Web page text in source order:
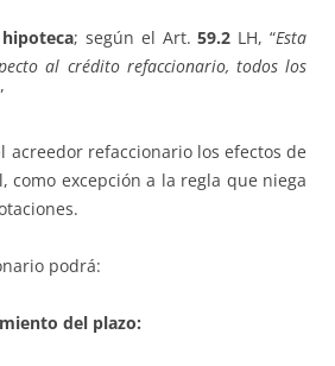
; según el Art.59.2 LH, “Esta
al crédito refaccionario, todos los
acreedor refaccionario los efectos de
como excepción a la regla que niega
podrá:
del plazo: